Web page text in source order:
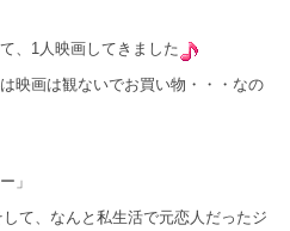
、1人映画してきました
映画は観ないでお買い物・・・なの
」
して、なんと私生活で元恋人だったジ